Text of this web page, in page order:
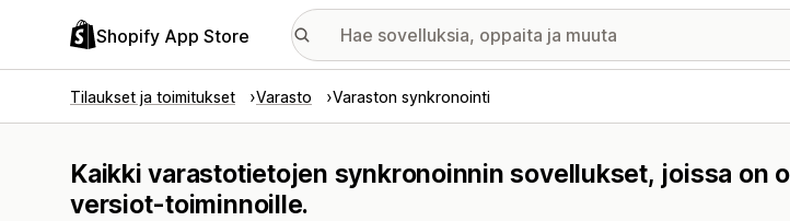
Shopify App Store
Tilaukset ja toimitukset Varasto Varaston synkronointi
Kaikki varastotietojen synkronoinnin sovellukset, joissa on
versiot-toiminnoille.